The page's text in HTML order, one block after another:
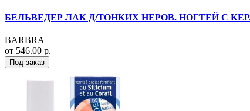
БЕЛЬВЕДЕР ЛАК Д/ТОНКИХ НЕРОВ. НОГТЕЙ С
BARBRA
от 546.00 р.
Под заказ